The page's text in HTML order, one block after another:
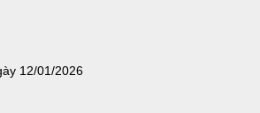
12/01/2026